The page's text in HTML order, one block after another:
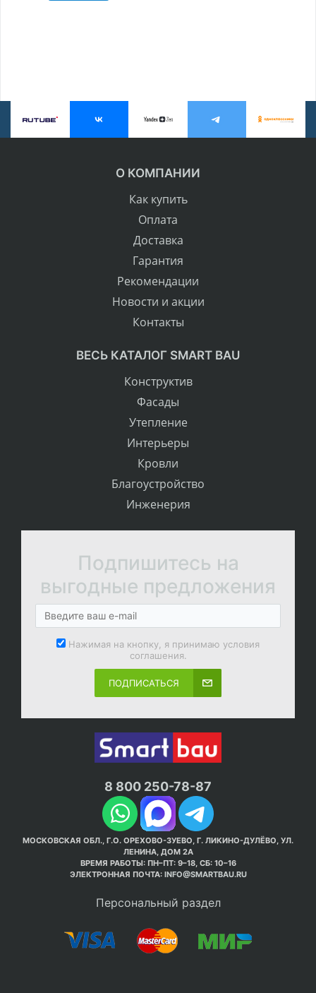
О КОМПАНИИ
Как купить
Оплата
Доставка
Гарантия
Рекомендации
Новости и акции
Контакты
ВЕСЬ КАТАЛОГ SMART BAU
Конструктив
Фасады
Утепление
Интерьеры
Кровли
Благоустройство
Инженерия
Подпишитесь на
выгодные предложения
Нажимая на кнопку, я принимаю условия
соглашения.
ПОДПИСАТЬСЯ
8 800 250-78-87
МОСКОВСКАЯ ОБЛ., Г.О. ОРЕХОВО-ЗУЕВО, Г. ЛИКИНО-ДУЛЁВО, УЛ.
ЛЕНИНА, ДОМ 2А
ВРЕМЯ РАБОТЫ: ПН–ПТ: 9–18, СБ: 10–16
ЭЛЕКТРОННАЯ ПОЧТА: INFO@SMARTBAU.RU
Персональный раздел